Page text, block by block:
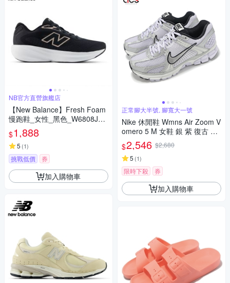
NB官方直營旗艦店
【New Balance】Fresh Foam
慢跑鞋_女性_黑色_W6808J7-
D楦
$1,888
5 (1)
挑戰低價 券
加入購物車
正常腳大半號, 腳寬大一號
Nike 休閒鞋 Wmns Air Zoom V
omero 5 M 女鞋 銀 紫 復古 緩
震 運動鞋 IB7253-500
$2,546 $2,680
5 (1)
限時下殺 券
加入購物車